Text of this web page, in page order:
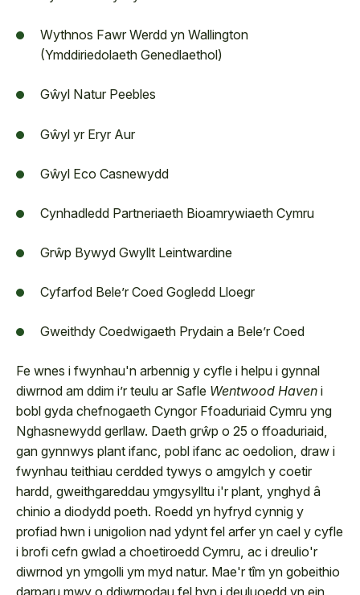
Wythnos Fawr Werdd yn Wallington
(Ymddiriedolaeth Genedlaethol)
Gŵyl Natur Peebles
Gŵyl yr Eryr Aur
Gŵyl Eco Casnewydd
Cynhadledd Partneriaeth Bioamrywiaeth Cymru
Grŵp Bywyd Gwyllt Leintwardine
Cyfarfod Bele’r Coed Gogledd Lloegr
Gweithdy Coedwigaeth Prydain a Bele’r Coed
Fe wnes i fwynhau'n arbennig y cyfle i helpu i gynnal
diwrnod am ddim i’r teulu ar Safle Wentwood Haven i
bobl gyda chefnogaeth Cyngor Ffoaduriaid Cymru yng
Nghasnewydd gerllaw. Daeth grŵp o 25 o ffoaduriaid,
gan gynnwys plant ifanc, pobl ifanc ac oedolion, draw i
fwynhau teithiau cerdded tywys o amgylch y coetir
hardd, gweithgareddau ymgysylltu i'r plant, ynghyd â
chinio a diodydd poeth. Roedd yn hyfryd cynnig y
profiad hwn i unigolion nad ydynt fel arfer yn cael y cyfle
i brofi cefn gwlad a choetiroedd Cymru, ac i dreulio'r
diwrnod yn ymgolli ym myd natur. Mae'r tîm yn gobeithio